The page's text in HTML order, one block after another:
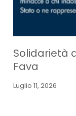
Solidarietà
Fava
Luglio 11, 2026